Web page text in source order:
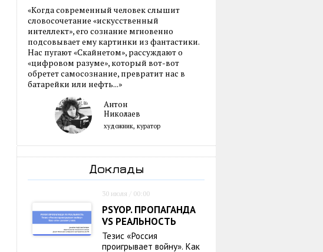
«Когда современный человек слышит
словосочетание «искусственный
интеллект», его сознание мгновенно
подсовывает ему картинки из фантастики.
Нас пугают «Скайнетом», рассуждают о
«цифровом разуме», который вот-вот
обретет самосознание, превратит нас в
батарейки или нефть...»
Антон
Николаев
художник, куратор
Доклады
30 июля / 00:00
PSYOP. ПРОПАГАНДА
VS РЕАЛЬНОСТЬ
Тезис «Россия
проигрывает войну». Как